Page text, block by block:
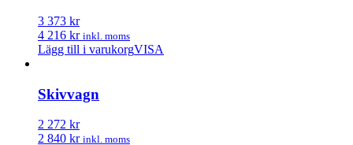
3 373 kr
4 216 kr inkl. moms
Lägg till i varukorgVISA
Skivvagn
2 272 kr
2 840 kr inkl. moms